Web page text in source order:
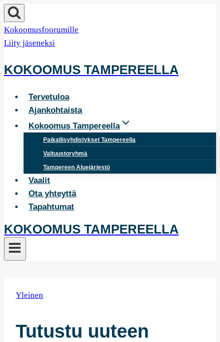
Siirry
sisältöön
Kokoomusfoorumille
Liity jäseneksi
KOKOOMUS TAMPEREELLA
Tervetuloa
Ajankohtaista
Kokoomus Tampereella
Paikallisyhdistykset Tampereella
Valtuustoryhmä
Tampereen Aluejärjestö
Vaalit
Ota yhteyttä
Tapahtumat
KOKOOMUS TAMPEREELLA
Yleinen
Tutustu uuteen